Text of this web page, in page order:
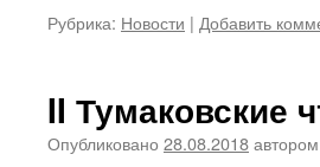
Рубрика: Новости | Добавить
II Тумаковские
Опубликовано 28.08.2018автором